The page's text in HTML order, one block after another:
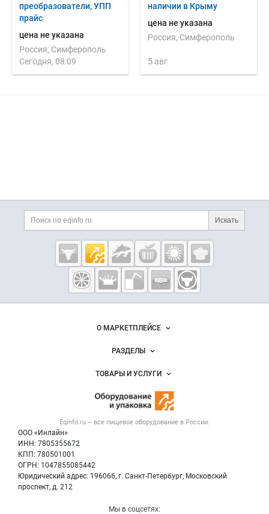
преобразователи, УПП
прайс
цена не указана
Россия, Симферополь
Сегодня, 08:09
наличии в Крыму
цена не указана
Россия, Симферополь
5 авг
Дополнительная информация
Поиск по сайту и
Искать
Cсылки на полезные проекты
Eqinfo.ru —
пищевое
оборудование
и упаковка
Важные разделы и контакты
Eqinfo.ru – все пищевое оборудование в России.
ООО «Инлайн»
ИНН: 7805355672
КПП: 780501001
ОГРН: 1047855085442
Юридический адрес: 196066, г. Санкт-Петербург, Московский
проспект, д. 212
Навигация по сайтуО МАРКЕТПЛЕЙСЕ
Новости Eqinfo.ru
Размещение рекламы
Публичная оферта
Контактная информация
Политика обработки персональных данных
РАЗДЕЛЫ
Объявления
Вакансии
ТОВАРЫ И УСЛУГИ
Оборудование для пищепрома
Тара и упаковка
Б/у оборудование
Мы в соцсетях: